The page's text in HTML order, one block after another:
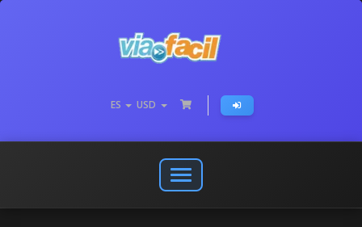
ES USD
Abrir
o